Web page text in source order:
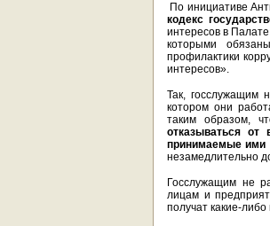
По инициативе
кодекс
интересов в
которыми
профилактики
интересов».
Так, госслужащим
котором они
таким образом,
отказываться от
принимаемые ими
незамедлительно
Госслужащим не
лицам и
получат какие-